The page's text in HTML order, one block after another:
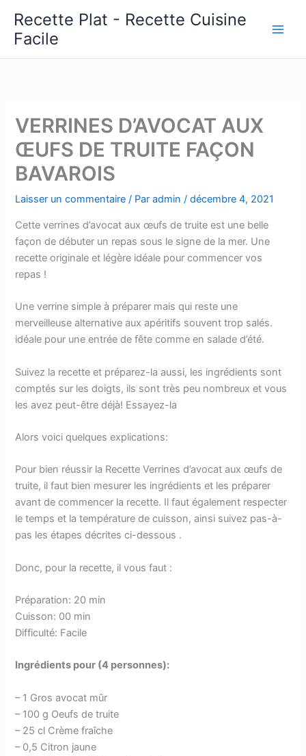
contenu
Recette Plat - Recette Cuisine
Facile
VERRINES D’AVOCAT AUX
ŒUFS DE TRUITE FAÇON
BAVAROIS
Laisser un commentaire / Paradmin/décembre 4, 2021
Cette verrines d’avocat aux œufs de truite est une belle
façon de débuter un repas sous le signe de la mer. Une
recette originale et légère idéale pour commencer vos
repas !
Une verrine simple à préparer mais qui reste une
merveilleuse alternative aux apéritifs souvent trop salés.
idéale pour une entrée de fête comme en salade d’été.
Suivez la recette et préparez-la aussi, les ingrédients sont
comptés sur les doigts, ils sont très peu nombreux et vous
les avez peut-être déjà! Essayez-la
Alors voici quelques explications:
Pour bien réussir la Recette Verrines d’avocat aux œufs de
truite, il faut bien mesurer les ingrédients et les préparer
avant de commencer la recette. Il faut également respecter
le temps et la température de cuisson, ainsi suivez pas-à-
pas les étapes décrites ci-dessous .
Donc, pour la recette, il vous faut :
Préparation: 20 min
Cuisson: 00 min
Difficulté: Facile
Ingrédients pour (4 personnes):
– 1 Gros avocat mûr
– 100 g Oeufs de truite
– 25 cl Crème fraîche
– 0,5 Citron jaune